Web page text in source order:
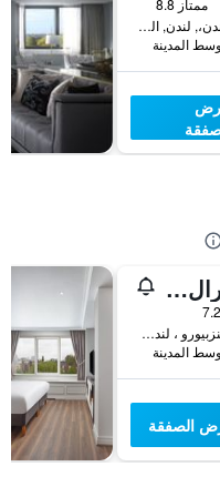
ممتاز 8.8
140 بارك لين، لندن،, لندن, المملكة المتحدة
فندق سنترال بارك
49/67 تراس كوينزبيورو ، لندن, لندن, المملكة المتحدة
الصفقة